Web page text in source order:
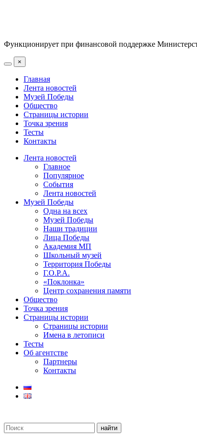
Функционирует при финансовой поддержке
×
Главная
Лента новостей
Музей Победы
Общество
Страницы истории
Точка зрения
Тесты
Контакты
Лента новостей
Главное
Популярное
События
Лента новостей
Музей Победы
Одна на всех
Музей Победы
Наши традиции
Лица Победы
Академия МП
Школьный музей
Территория Победы
Г.О.Р.А.
«Поклонка»
Центр сохранения памяти
Общество
Точка зрения
Страницы истории
Страницы истории
Имена в летописи
Тесты
Об агентстве
Партнеры
Контакты